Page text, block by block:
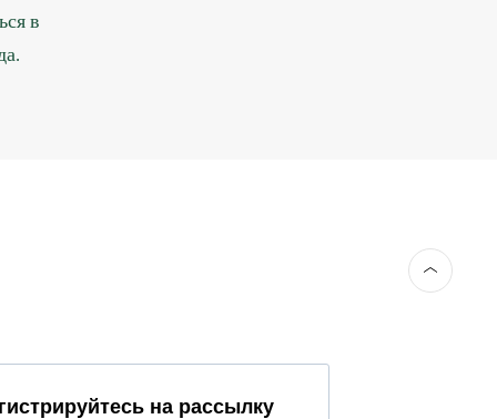
в
на рассылку